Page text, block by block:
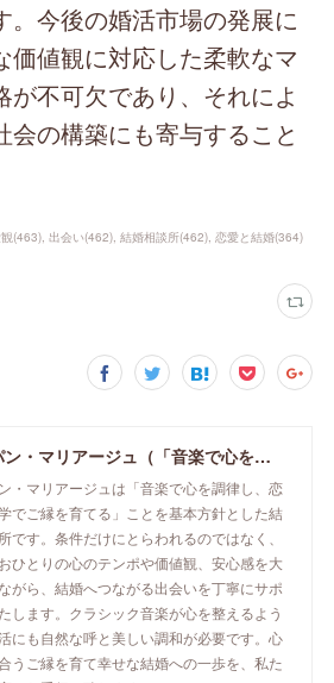
。今後の婚活市場の発展に
価値観に対応した柔軟なマ
が不可欠であり、それによ
会の構築にも寄与すること
(463) 出会い(462) 結婚相談所(462) 恋愛と結婚(364)
ショパン・マリアージュ（「音楽で心を調律し恋愛心理学でご縁を育てる」釧路市の結婚相談所）/ 全国結婚相談事業者連盟正規加盟店 / cherry-piano.com
・マリアージュは「音楽で心を調律し、恋
でご縁を育てる」ことを基本方針とした結
です。条件だけにとらわれるのではなく、
ひとりの心のテンポや価値観、安心感を大
がら、結婚へつながる出会いを丁寧にサポ
します。クラシック音楽が心を整えるよう
にも自然な呼と美しい調和が必要です。心
うご縁を育て幸せな結婚への一歩を、私た